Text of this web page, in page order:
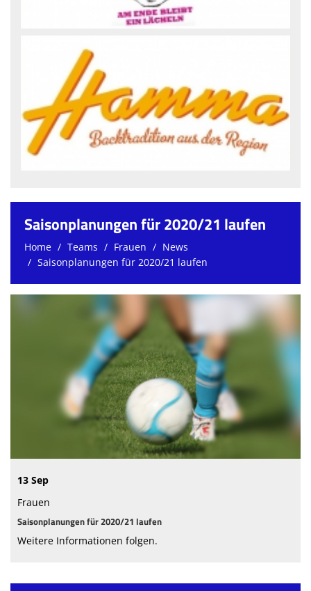
Saisonplanungen für 2020/21 laufen
Home Teams Frauen
News
Saisonplanungen für 2020/21 laufen
13 Sep
Frauen
Saisonplanungen für 2020/21 laufen
Weitere Informationen folgen.